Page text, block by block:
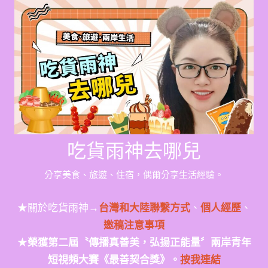
Skip
content
吃貨雨神去哪兒
分享美食、旅遊、住宿，偶爾分享生活經驗。
★關於吃貨雨神→台灣和大陸聯繫方式、 個人經歷、
邀稿注意事項
★榮獲第二屆〝傳播真善美，弘揚正能量〞兩岸青年
短視頻大賽《最善契合獎》。 按我連結